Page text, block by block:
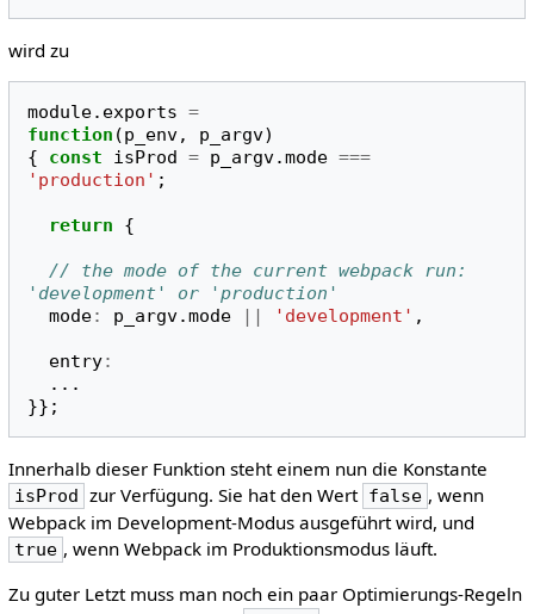
wird zu
module. exports =
function (p_env, p_argv)
{
const isProd = p_argv.mode ===
'production' ;
return {
// the mode of the current webpack run:
'development' or 'production'
mode: p_argv.mode || 'development' ,
entry:
...
}};
Innerhalb dieser Funktion steht einem nun die Konstante
isProd zur Verfügung. Sie hat den Wert false , wenn
Webpack im Development-Modus ausgeführt wird, und
true , wenn Webpack im Produktionsmodus läuft.
Zu guter Letzt muss man noch ein paar Optimierungs-Regeln